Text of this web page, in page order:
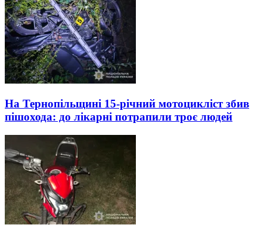
На Тернопільщині 15-річний мотоцикліст збив
пішохода: до лікарні потрапили троє людей